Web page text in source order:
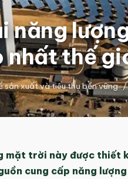
năng
nhất thế
sản xuất và tiêu thụ bền vững /
mặt trời này được thiết
cung cấp năng